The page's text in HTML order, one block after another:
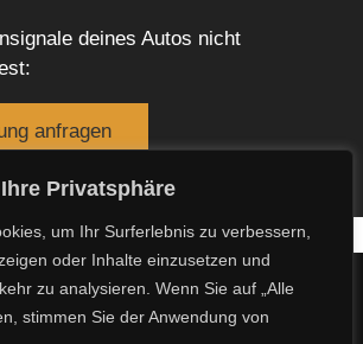
Privatsphäre
um Ihr Surferlebnis zu verbessern,
oder Inhalte einzusetzen und
zu analysieren. Wenn Sie auf „Alle
stimmen Sie der Anwendung von
deines Autos nicht
anfragen
helfen zu können - Herzlich